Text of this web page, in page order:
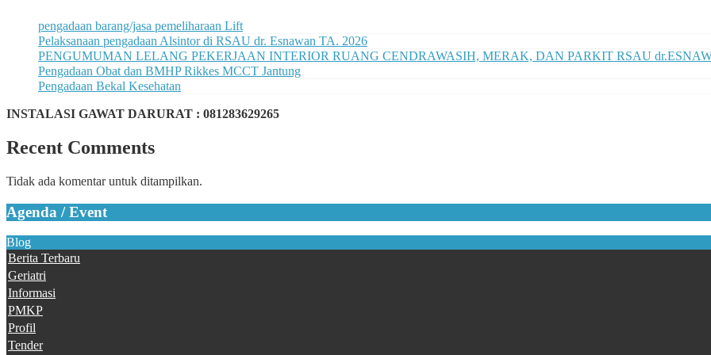
pengadaan barang/jasa pemeliharaan Lift
Pelaksanaan pengadaan Alsintor di RSAU dr. Esnawan TA. 2026
PENGUMUMAN LELANG PEKERJAAN INTERIOR RUANG CENDRAWASIH, MERAK, DAN PARKIT RSAU
Pengadaan Obat dan BMHP Rikkes MCCT Jantung
Pengadaan Bekal Kesehatan
INSTALASI GAWAT DARURAT : 081283629265
Recent Comments
Tidak ada komentar untuk ditampilkan.
Agenda / Event
Blog
Berita Terbaru
Geriatri
Informasi
PMKP
Profil
Tender